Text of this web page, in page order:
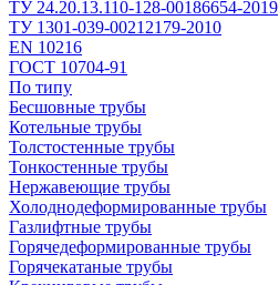
ТУ 24.20.13.110-128-00186654-2019
ТУ 1301-039-00212179-2010
EN 10216
ГОСТ 10704-91
По типу
Бесшовные трубы
Котельные трубы
Толстостенные трубы
Тонкостенные трубы
Нержавеющие трубы
Холоднодеформированные трубы
Газлифтные трубы
Горячедеформированные трубы
Горячекатаные трубы